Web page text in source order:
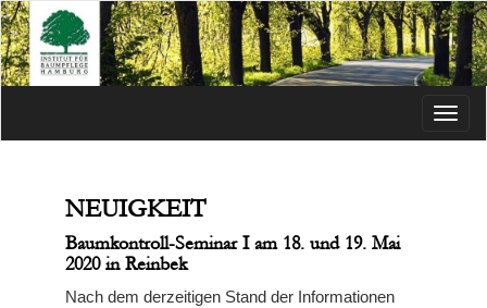
Menü
NEUIGKEIT
Baumkontroll-Seminar I am 18. und 19. Mai
2020 in Reinbek
Nach dem derzeitigen Stand der Informationen